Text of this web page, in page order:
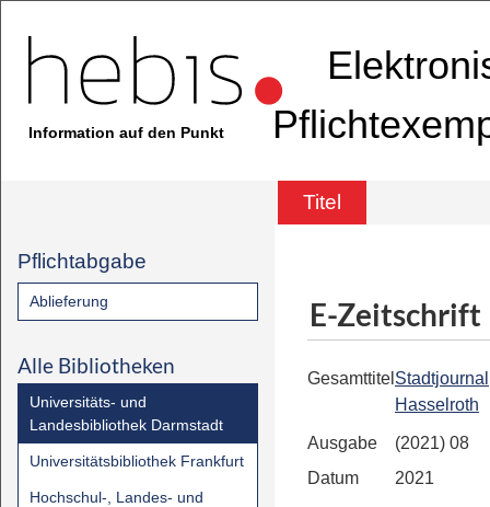
Information auf den Punkt
Titel
Pflichtabgabe
Ablieferung
Alle Bibliotheken
Universitäts- und
Landesbibliothek Darmstadt
Universitätsbibliothek Frankfurt
Hochschul-, Landes- und
E-Zeitschrift
Gesamttitel Stadtjournal
Hasselroth
Ausgabe
(2021) 08
Datum
2021